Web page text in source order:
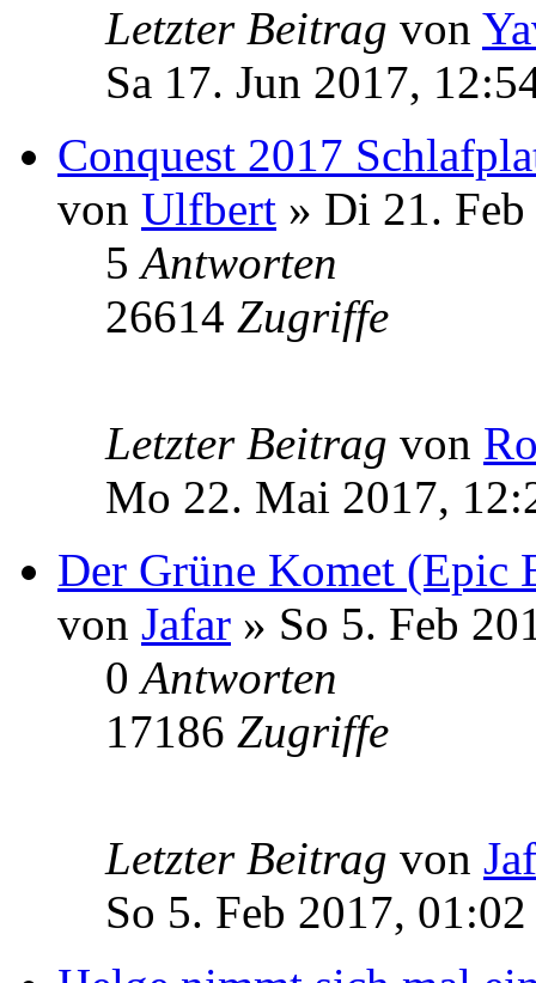
Letzter Beitrag von
Sa 17. Jun 2017,
Conquest 2017
von Ulfbert » Di 21.
5Antworten
26614 Zugriffe
Letzter Beitrag von
Mo 22. Mai 2017,
Der Grüne Komet (Epic
von Jafar » So 5. Feb
0Antworten
17186 Zugriffe
Letzter Beitrag von
So 5. Feb 2017, 01:02